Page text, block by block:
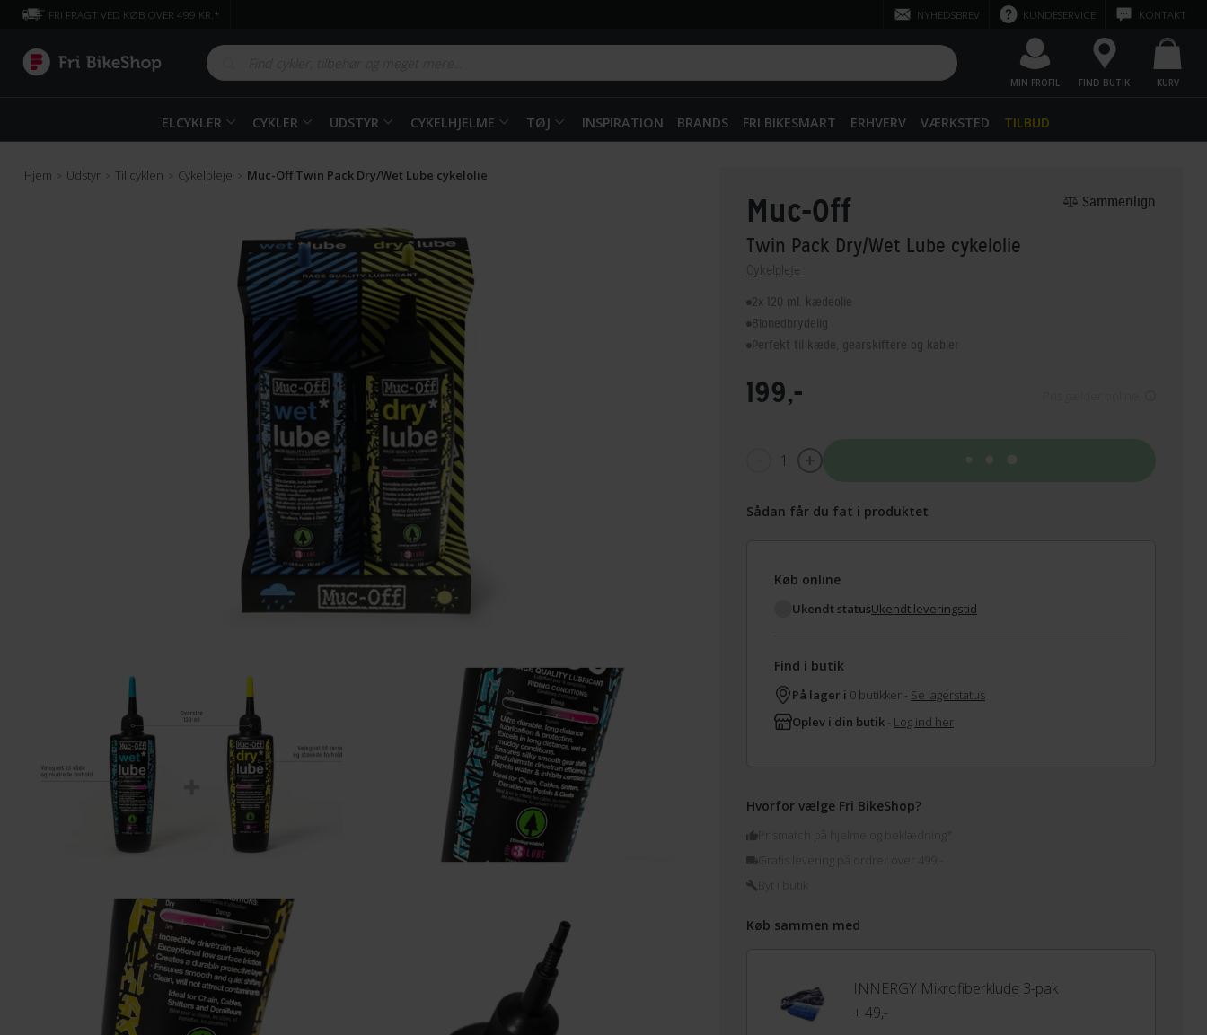
FRI FRAGT VED KØB OVER 499 KR.* NYHEDSBREV KUNDESERVICE KONTAKT
MIN PROFIL FIND BUTIK KURV
ELCYKLER CYKLER UDSTYR CYKELHJELME TØJ INSPIRATION BRANDS FRI BIKESMART ERHVERV VÆRKSTED TILBUD
Hjem > Udstyr > Til cyklen > Cykelpleje > Muc-Off Twin Pack Dry/Wet Lube cykelolie
Muc-Off
Twin Pack Dry/Wet Lube cykelolie
Cykelpleje
2x 120 ml. kædeolie
Bionedbrydelig
Perfekt til kæde, gearskiftere og kabler
Sammenlign
199,-
1
Sådan får du fat i produktet
Køb online
Ukendt statusUkendt leveringstid
Find i butik
På lager i 0 butikker - Se lagerstatus
Oplev i din butik - Log ind her
Hvorfor vælge Fri BikeShop?
Prismatch på hjelme og beklædning*
Køb sammen med
INNERGY Mikrofiberklude 3-pak
+ 49,-